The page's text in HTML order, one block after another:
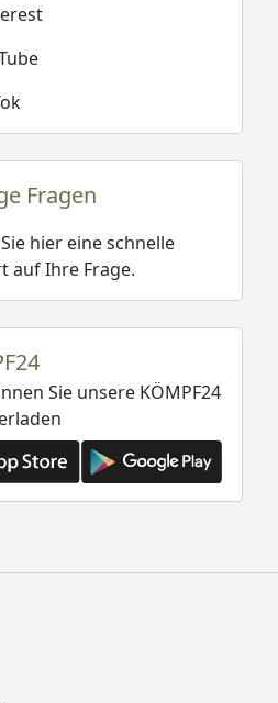
Fragen
hier eine schnelle
auf Ihre Frage.
Sie unsere KÖMPF24